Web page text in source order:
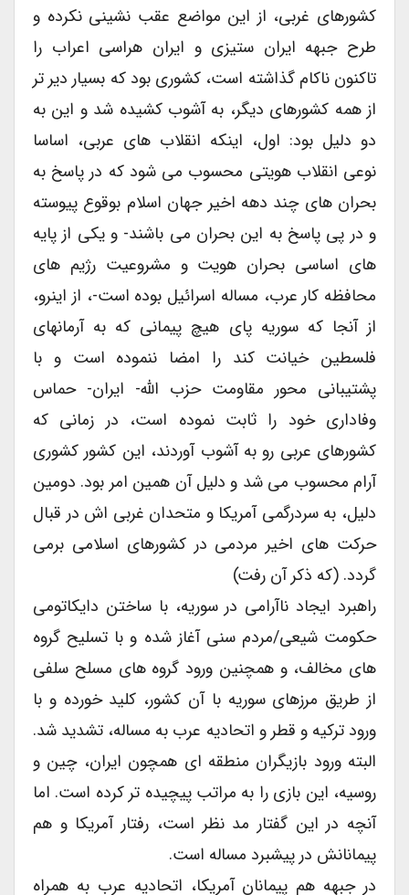
کشورهای غربی، از این مواضع عقب نشینی نکرده و
طرح جبهه ایران ستیزی و ایران هراسی اعراب را
تاکنون ناکام گذاشته است، کشوری بود که بسیار دیر تر
از همه کشورهای دیگر، به آشوب کشیده شد و این به
دو دلیل بود: اول، اینکه انقلاب های عربی، اساسا
نوعی انقلاب هویتی محسوب می شود که در پاسخ به
بحران های چند دهه اخیر جهان اسلام بوقوع پیوسته
و در پی پاسخ به این بحران می باشند- و یکی از پایه
های اساسی بحران هویت و مشروعیت رژیم های
محافظه کار عرب، مساله اسرائیل بوده است-، از اینرو،
از آنجا که سوریه پای هیچ پیمانی که به آرمانهای
فلسطین خیانت کند را امضا ننموده است و با
پشتیبانی محور مقاومت حزب الله- ایران- حماس
وفاداری خود را ثابت نموده است، در زمانی که
کشورهای عربی رو به آشوب آوردند، این کشور کشوری
آرام محسوب می شد و دلیل آن همین امر بود. دومین
دلیل، به سردرگمی آمریکا و متحدان غربی اش در قبال
حرکت های اخیر مردمی در کشورهای اسلامی برمی
گردد. (که ذکر آن رفت)
راهبرد ایجاد ناآرامی در سوریه، با ساختن دایکاتومی
حکومت شیعی/مردم سنی آغاز شده و با تسلیح گروه
های مخالف، و همچنین ورود گروه های مسلح سلفی
از طریق مرزهای سوریه با آن کشور، کلید خورده و با
ورود ترکیه و قطر و اتحادیه عرب به مساله، تشدید شد.
البته ورود بازیگران منطقه ای همچون ایران، چین و
روسیه، این بازی را به مراتب پیچیده تر کرده است. اما
آنچه در این گفتار مد نظر است، رفتار آمریکا و هم
پیمانانش در پیشبرد مساله است.
در جبهه هم پیمانان آمریکا، اتحادیه عرب به همراه